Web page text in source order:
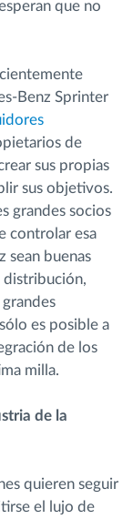
que no
Benz Sprinter
de
sus propias
sus objetivos.
grandes socios
controlar esa
sean buenas
distribución,
es posible a
de los
milla.
de la
quieren seguir
el lujo de